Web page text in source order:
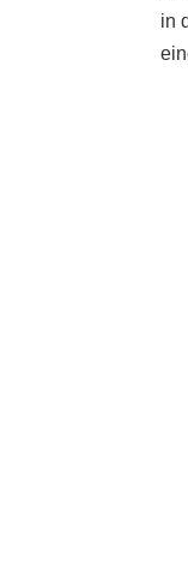
in